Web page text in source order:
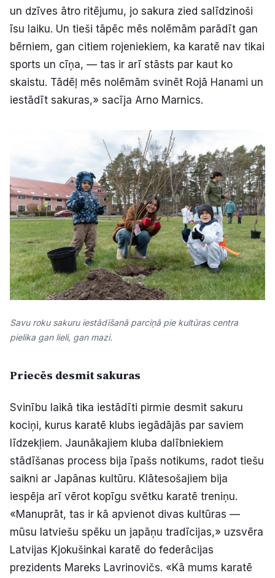
Facebook Instagram YouTube
E-avīze Abonē
un dzīves ātro ritējumu, jo sakura zied salīdzinoši
īsu laiku. Un tieši tāpēc mēs nolēmām parādīt gan
bērniem, gan citiem rojeniekiem, ka karatē nav tikai
sports un cīņa, — tas ir arī stāsts par kaut ko
skaistu. Tādēļ mēs nolēmām svinēt Rojā Hanami un
iestādīt sakuras,» sacīja Arno Marnics.
Savu roku sakuru iestādīšanā parciņā pie kultūras centra
pielika gan lieli, gan mazi.
Priecēs desmit sakuras
Svinību laikā tika iestādīti pirmie desmit sakuru
kociņi, kurus karatē klubs iegādājās par saviem
līdzekļiem. Jaunākajiem kluba dalībniekiem
stādīšanas process bija īpašs notikums, radot tiešu
saikni ar Japānas kultūru. Klātesošajiem bija
iespēja arī vērot kopīgu svētku karatē treniņu.
«Manuprāt, tas ir kā apvienot divas kultūras —
mūsu latviešu spēku un japāņu tradīcijas,» uzsvēra
Latvijas Kjokušinkai karatē do federācijas
prezidents Mareks Lavrinovičs. «Kā mums karatē